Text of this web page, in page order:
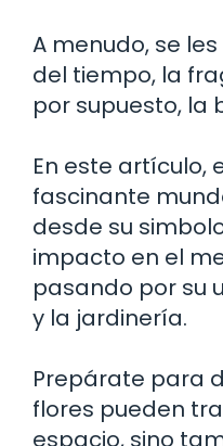
A menudo, se
del tiempo, la
por supuesto, la
En este artículo,
fascinante
desde su
impacto en el
pasando por su
y la jardinería.
Prepárate para
flores pueden
espacio, sino